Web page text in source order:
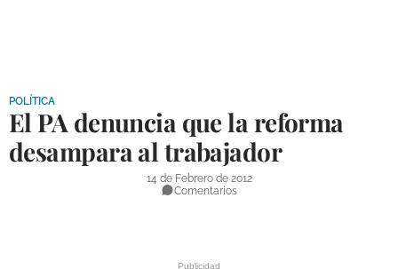
DEPORTES
POLÍTICA
El PA denuncia que la reforma
desampara al trabajador
14 de Febrero de 2012
Comentarios